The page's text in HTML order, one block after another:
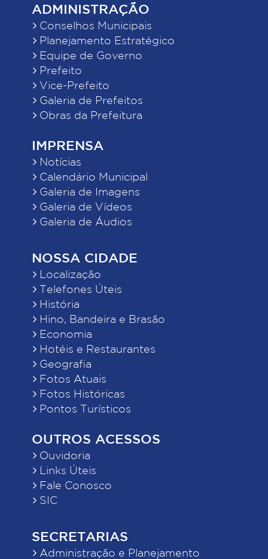
ADMINISTRAÇÃO
Conselhos Municipais
Planejamento Estratégico
Equipe de Governo
Prefeito
Vice-Prefeito
Galeria de Prefeitos
Obras da Prefeitura
IMPRENSA
Notícias
Calendário Municipal
Galeria de Imagens
Galeria de Vídeos
Galeria de Áudios
NOSSA CIDADE
Localização
Telefones Úteis
História
Hino, Bandeira e Brasão
Economia
Hotéis e Restaurantes
Geografia
Fotos Atuais
Fotos Históricas
Pontos Turísticos
OUTROS ACESSOS
Ouvidoria
Links Úteis
Fale Conosco
SIC
SECRETARIAS
Administração e Planejamento